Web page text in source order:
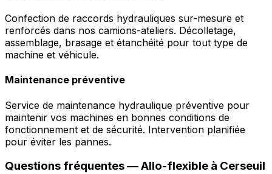
Confection de raccords hydrauliques sur-mesure et
renforcés dans nos camions-ateliers. Décolletage,
assemblage, brasage et étanchéité pour tout type de
machine et véhicule.
Maintenance préventive
Service de maintenance hydraulique préventive pour
maintenir vos machines en bonnes conditions de
fonctionnement et de sécurité. Intervention planifiée
pour éviter les pannes.
Questions fréquentes —Allo-flexible à Cerseuil